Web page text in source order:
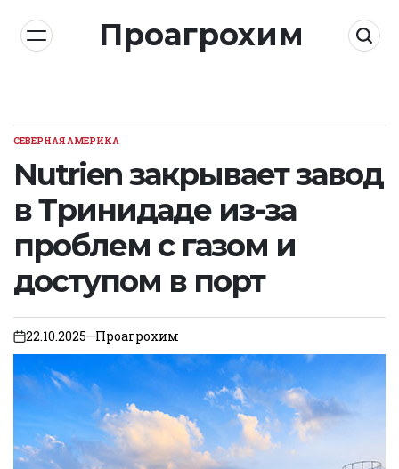
content
Проагрохим
POSTED
СЕВЕРНАЯ АМЕРИКА
Nutrien закрывает завод
в Тринидаде из-за
проблем с газом и
доступом в порт
on22.10.2025 Проагрохим